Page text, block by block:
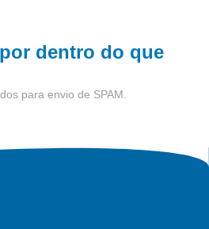
dentro do que
para envio de SPAM.